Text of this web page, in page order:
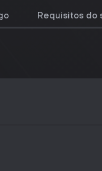
Requisitos do